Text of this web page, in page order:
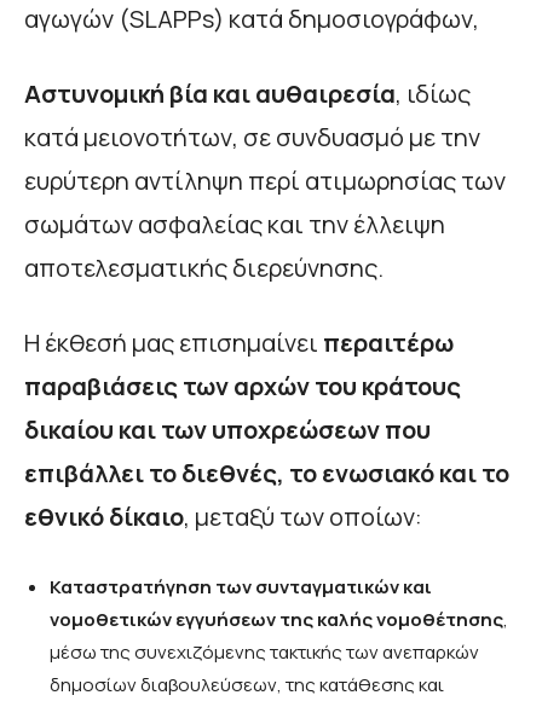
αγωγών (SLAPPs) κατά δημοσιογράφων,
Αστυνομική βία και αυθαιρεσία, ιδίως
κατά μειονοτήτων, σε συνδυασμό με την
ευρύτερη αντίληψη περί ατιμωρησίας των
σωμάτων ασφαλείας και την έλλειψη
αποτελεσματικής διερεύνησης.
Η έκθεσή μας επισημαίνει περαιτέρω
παραβιάσεις των αρχών του κράτους
δικαίου και των υποχρεώσεων που
επιβάλλει το διεθνές, το ενωσιακό και το
εθνικό δίκαιο, μεταξύ των οποίων:
Καταστρατήγηση των συνταγματικών και
νομοθετικών εγγυήσεων της καλής νομοθέτησης,
μέσω της συνεχιζόμενης τακτικής των ανεπαρκών
δημοσίων διαβουλεύσεων, της κατάθεσης και